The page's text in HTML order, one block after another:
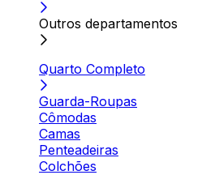
Outros departamentos
Quarto Completo
Guarda-Roupas
Cômodas
Camas
Penteadeiras
Colchões